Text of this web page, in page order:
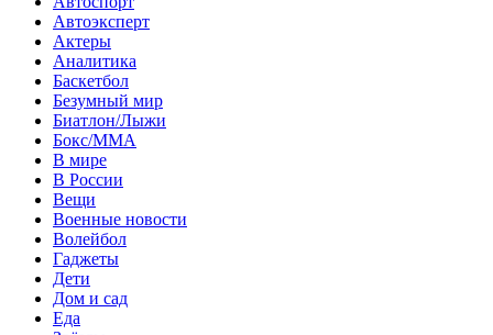
Автоэксперт
Актеры
Аналитика
Баскетбол
Безумный мир
Биатлон/Лыжи
Бокс/MMA
В мире
В России
Вещи
Военные новости
Волейбол
Гаджеты
Дети
Дом и сад
Еда